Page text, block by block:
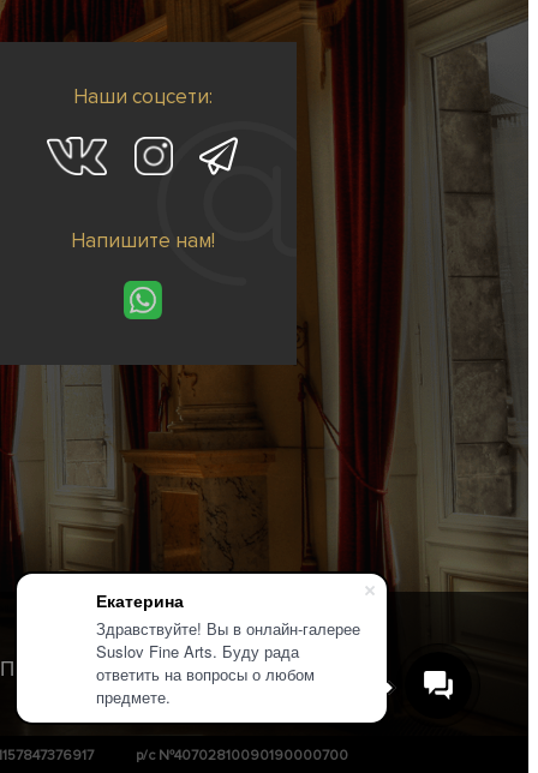
Екатерина
Здравствуйте! Вы в онлайн-галерее
Suslov Fine Arts. Буду рада
ответить на вопросы о любом
предмете.
Наши соцсети:
Напишите нам!
Политика конфиденциальности
р/с №40702810090190000700